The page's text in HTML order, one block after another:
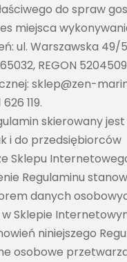
do spraw
miejsca
ul. Warszawska 49/
REGON
sklep@zen-
119.
skierowany
i do przedsiębiorców
Sklepu
Regulaminu
danych
Sklepie
niniejszego
osobowe